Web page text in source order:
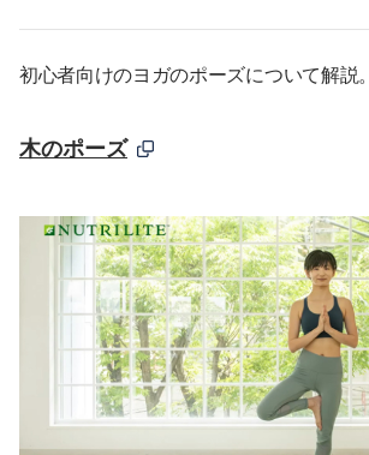
初心者向けのヨガのポーズについて解説。
木のポーズ